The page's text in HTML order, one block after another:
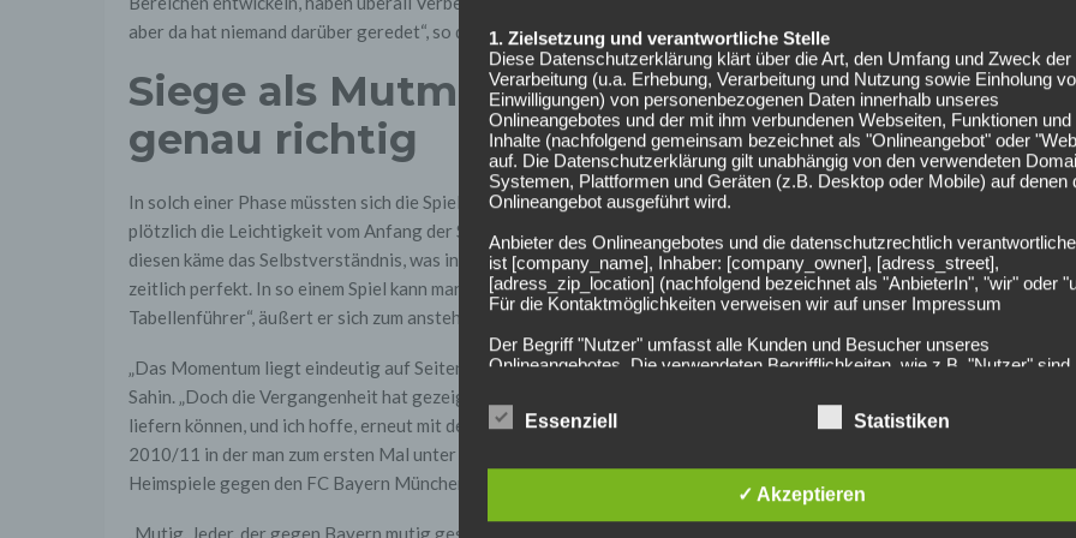
aber da hat niemand darüber geredet“, so der Mittelfeldspieler.
Siege als Mutmacher – Bayern kommen
genau richtig
In solch einer Phase müssten sich die Spieler gegenseitig helfen aus der Lethargie herauszukommen, die
plötzlich die Leichtigkeit vom Anfang der Saison ersetzt hat. Allerdings, gibt Sahin zu, würden Siege guttun. Mit
diesen käme das Selbstverständnis, was inzwischen abhandengekommen sei, wieder zurück. „Bayern kommt
zeitlich perfekt. In so einem Spiel kann man sehr viel geradebiegen. Wenn wir gewinnen, sind wir wieder
Tabellenführer“, äußert er sich zum anstehenden Topspiel gegen den deutschen Rekordmeister.
„Das Momentum liegt eindeutig auf Seiten der Bayern. Etwas Anderes zu behaupten, wäre lächerlich“, erklärt
Sahin. „Doch die Vergangenheit hat gezeigt, dass wir uns mit den Bayern – gerade zuhause – offene Spiele
liefern können, und ich hoffe, erneut mit dem besseren Ende für uns.“ In der Tat verlor der BVB seit der Saison
2010/11 in der man zum ersten Mal unter dem damaligen Trainer Jürgen Klopp Meister wurde, nur zwei
Heimspiele gegen den FC Bayern München.
„Mutig. Jeder, der gegen Bayern mutig gespielt hat, hat auf die Fresse bekommen oder das Spiel gewonnen“,
1. Zielsetzung und verantwortliche Stelle
Diese Datenschutzerklärung klärt über die Art, den Umfang und Zweck der
Verarbeitung (u.a. Erhebung, Verarbeitung und Nutzung sowie Einholung
Einwilligungen) von personenbezogenen Daten innerhalb unseres
Onlineangebotes und der mit ihm verbundenen Webseiten, Funktionen und
Inhalte (nachfolgend gemeinsam bezeichnet als "Onlineangebot" oder
auf. Die Datenschutzerklärung gilt unabhängig von den verwendeten
Systemen, Plattformen und Geräten (z.B. Desktop oder Mobile) auf denen
Onlineangebot ausgeführt wird.
Anbieter des Onlineangebotes und die datenschutzrechtlich
ist [company_name], Inhaber: [company_owner], [adress_street],
[adress_zip_location] (nachfolgend bezeichnet als "AnbieterIn", "wir" oder
Für die Kontaktmöglichkeiten verweisen wir auf unser Impressum
Der Begriff "Nutzer" umfasst alle Kunden und Besucher unseres
Onlineangebotes. Die verwendeten Begrifflichkeiten, wie z.B. "Nutzer" sind
2. Grundsätzliche Angaben zur Datenverarbeitung
einschlägigen Datenschutzbestimmungen entsprechend den Geboten der
Datensparsamkeit- und Datenvermeidung. Das bedeutet die Daten der
werden nur beim Vorliegen einer gesetzlichen Erlaubnis, insbesondere
Daten zur Erbringung unserer vertraglichen Leistungen sowie Online-
Essenziell Statistiken
✓ Akzeptieren